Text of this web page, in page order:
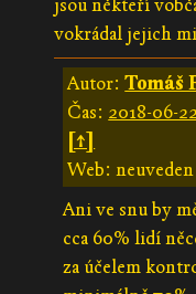
jsou někteří
vokrádal jejich
Autor:Tomáš
Čas: 2018-06-
[↑]
Web: neuveden
Ani ve snu by
cca 60% lidí
za účelem